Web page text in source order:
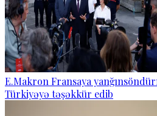
E.Makron Fransaya
Türkiyəyə təşəkkür edib